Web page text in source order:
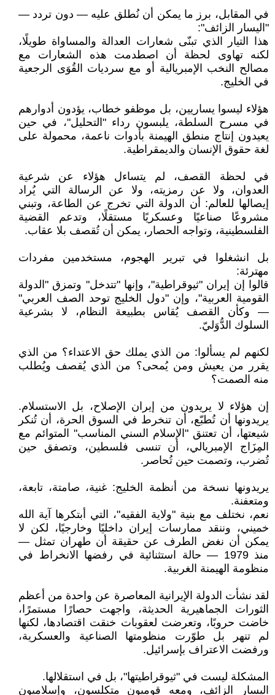
في المقابل، برز ما يمكن أن نُطلق عليه — دون تردد —
"اليسار الزائف":
هذا التيار الذي تبنّى شعارات العدالة والمساواة طويلًا،
لكنه تهاوى لحظة أن اصطدمت هذه الشعارات مع
مصالح النخب الإمبريالية أو مع سرديات القُوَى الرجعية
في الخليج.
هؤلاء ليسوا يساريين، بل موظفو خطاب، يؤدون أدوارهم
في مسرح السلطة، يلبسون رداء "التحليل"، في حين
يعيدون إنتاج منطق الهيمنة بأدوات ناعمة، محمولة على
لغة حقوق الإنسان والديمقراطية.
في لحظة القصف، لم يتساءل هؤلاء عن شرعية
العدوان، ولا عن رمزيته، ولا عن الرسالة التي يُراد
إيصالها للعالم: أن الدولة التي تخرج عن الطاعة، وتبني
مشروعًا صناعيًا وعسكريًا مستقلًا، وتدعم القضية
الفلسطينية، وتواجه الحصار، يمكن أن تُقصف بلا عقاب.
بل انشغلوا في تبرير الهجوم، مستخدمين مفردات
مهترئة:
قالوا إن إيران "ثيوقراطية"، وإنها "تتدخل" وتمزق "الدولة
القومية العربية"، وإن "دول الخليج توحد الصف العربي"
— وكأن القصف يُقاس بطبيعة النظام، لا بشرعية
السلوك الدُّوَليّ.
لكنهم لم يسألوا: من الذي يملك حق الاعتداء؟ من الذي
يقرر من يعيش ومن يُمحى؟ من الذي يُقصف ويُطلب
منه الصمت؟
إن هؤلاء لا يريدون من إيران الإصلاح، بل الاستسلام.
يريدونها أن تُطبّع، أن تنخرط في السوق الحرة، أن تُنكر
شيعتها، أن تعتنق "الإسلام السني المناسب" المتوائم مع
المِزَاج الإمبريالي، أن تنسى فلسطين، وتصفق حين
تُضرب، وتصمت حين تُحاصر.
يريدونها نسخة من أنظمة الخليج: غنية، صامتة، تابعة،
ومتعفنة.
نعم، نختلف مع بنية "ولاية الفقيه"، التي أبتكرها آية الله
خميني، وننقد ممارسات إيران داخليًا وخارجيًا، لكن لا
يمكن أن نغض الطرف عن حقيقة أن طهران تمثل —
منذ 1979 — حالة استثنائية في رفضها الانخراط في
منظومة الهيمنة الغربية.
لقد نشأت الدولة الإيرانية المعاصرة عن واحدة من أعظم
الثورات الجماهيرية الحديثة، واجهت حصارًا مستمرًا،
خاضت حروبًا، وتعرضت لعقوبات خنقت اقتصادها، لكنها
لم تنهر بل طوّرت منظومتها الصناعية والعسكرية،
ورفضت الاعتراف بإسرائيل.
المشكلة ليست في "ثيوقراطيتها"، بل في استقلالها.
اليسار الزائف، ومعه قوميون متكلسون، وإسلاميون